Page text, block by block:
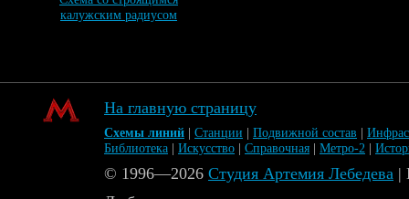
калужским радиусом
На главную страницу
Схемы линий Станции Подвижной состав
Библиотека
Искусство Справочная Метро-2
© 1996—2026 Студия Артемия Лебедева |